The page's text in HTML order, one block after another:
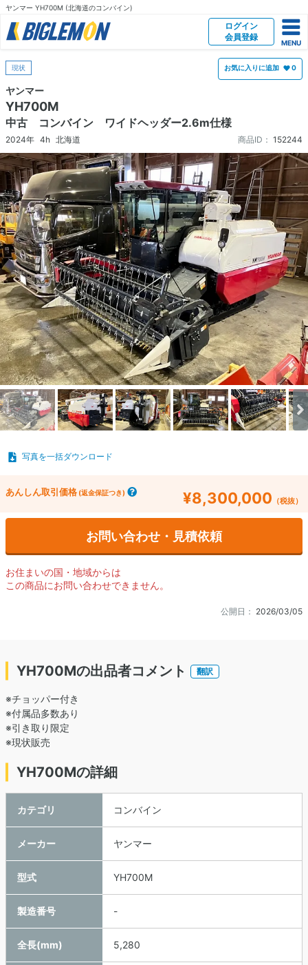
ヤンマー YH700M (北海道のコンバイン)
ログイン
会員登録
現状 お気に入りに追加 0
ヤンマー
YH700M
中古 コンバイン ワイドヘッダー2.6m仕様
2024年 4h 北海道 商品ID： 152244
写真を一括ダウンロード
あんしん取引価格 (返金保証つき) ¥8,300,000 （税抜）
お問い合わせ・見積依頼
お住まいの国・地域からは
この商品にお問い合わせできません。
公開日： 2026/03/05
YH700Mの出品者コメント 翻訳
※チョッパー付き
※付属品多数あり
※引き取り限定
※現状販売
YH700Mの詳細
カテゴリ コンバイン
メーカー ヤンマー
型式 YH700M
製造番号 -
全長(mm) 5,280